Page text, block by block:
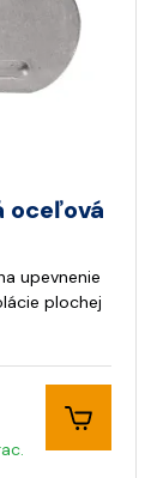
oceľová
upevnenie
plochej